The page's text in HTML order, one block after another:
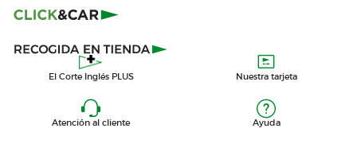
El Corte Inglés PLUS Nuestra tarjeta
Atención al cliente Ayuda